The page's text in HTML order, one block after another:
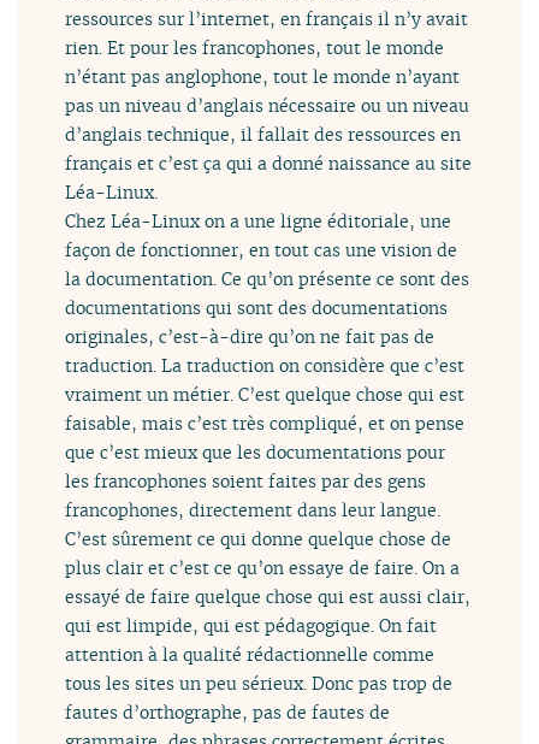
ressources sur l’internet, en français il n’y avait
rien. Et pour les francophones, tout le monde
n’étant pas anglophone, tout le monde n’ayant
pas un niveau d’anglais nécessaire ou un niveau
d’anglais technique, il fallait des ressources en
français et c’est ça qui a donné naissance au site
Léa-Linux.
Chez Léa-Linux on a une ligne éditoriale, une
façon de fonctionner, en tout cas une vision de
la documentation. Ce qu’on présente ce sont des
documentations qui sont des documentations
originales, c’est-à-dire qu’on ne fait pas de
traduction. La traduction on considère que c’est
vraiment un métier. C’est quelque chose qui est
faisable, mais c’est très compliqué, et on pense
que c’est mieux que les documentations pour
les francophones soient faites par des gens
francophones, directement dans leur langue.
C’est sûrement ce qui donne quelque chose de
plus clair et c’est ce qu’on essaye de faire. On a
essayé de faire quelque chose qui est aussi clair,
qui est limpide, qui est pédagogique. On fait
attention à la qualité rédactionnelle comme
tous les sites un peu sérieux. Donc pas trop de
fautes d’orthographe, pas de fautes de